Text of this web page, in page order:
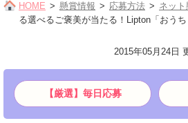
HOME 懸賞情報 応募方法 ネッ
る選べるご褒美が当たる！Lipton「おうち
2015年05月24日
【厳選】毎日応募